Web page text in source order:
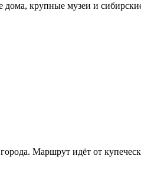
дома, крупные музеи и
Маршрут идёт от